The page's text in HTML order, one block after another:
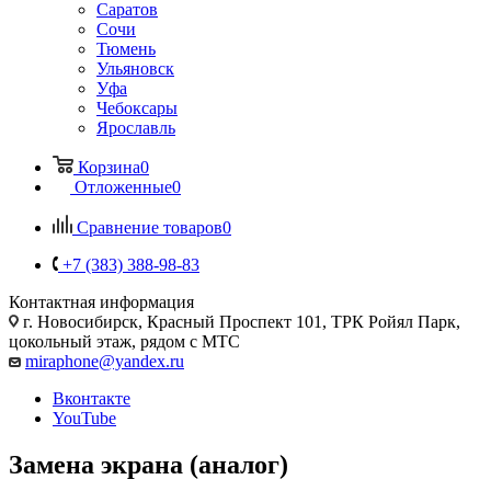
Саратов
Сочи
Тюмень
Ульяновск
Уфа
Чебоксары
Ярославль
Корзина0
Отложенные0
Сравнение товаров0
+7 (383) 388-98-83
Контактная информация
г. Новосибирск, Красный Проспект 101, ТРК Ройял Парк,
цокольный этаж, рядом с МТС
miraphone@yandex.ru
Вконтакте
YouTube
Замена экрана (аналог)